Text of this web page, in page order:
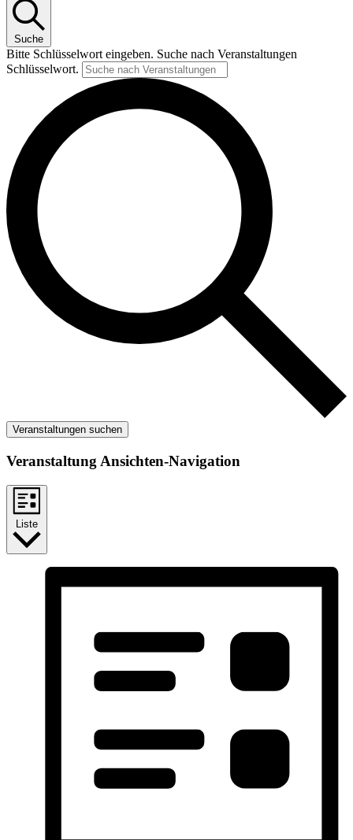
Suche
Bitte Schlüsselwort eingeben. Suche nach Veranstaltungen
Schlüsselwort.
Veranstaltungen suchen
Veranstaltung Ansichten-Navigation
Liste